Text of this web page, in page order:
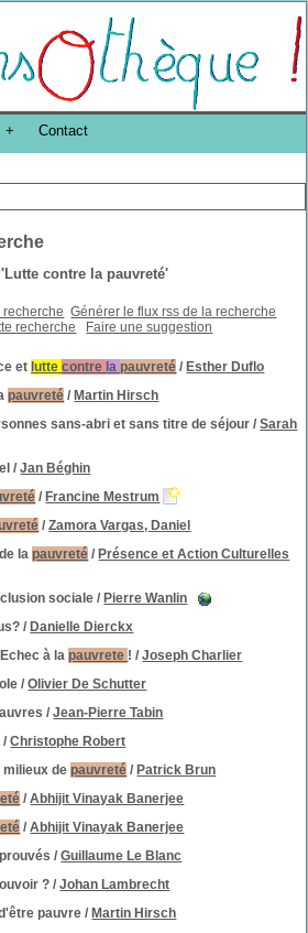
-->
'Lutte contre la pauvreté'
recherche Générer le flux rss de la recherche
recherche
Faire une suggestion
et luttecontre lapauvreté / Esther Duflo
pauvreté / Martin Hirsch
sans-abri et sans titre de séjour /Sarah
/Jan Béghin
/ Francine Mestrum
/Zamora Vargas, Daniel
lapauvreté / Présence et Action Culturelles
sociale / Pierre Wanlin
/ Danielle Dierckx
à lapauvrete ! /Joseph Charlier
/Olivier De Schutter
/Jean-Pierre Tabin
/Christophe Robert
milieux depauvreté / Patrick Brun
/Abhijit Vinayak Banerjee
/Abhijit Vinayak Banerjee
/Guillaume Le Blanc
? /Johan Lambrecht
pauvre / Martin Hirsch
Contact